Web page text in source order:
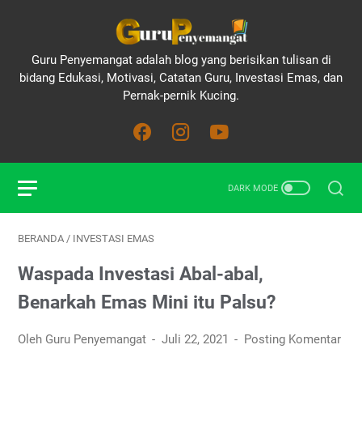
Guru Penyemangat adalah blog yang berisikan tulisan di
bidang Edukasi, Motivasi, Catatan Guru, Investasi Emas, dan
Pernak-pernik Kucing.
BERANDA / INVESTASI EMAS
Waspada Investasi Abal-abal,
Benarkah Emas Mini itu Palsu?
Oleh Guru Penyemangat Juli 22, 2021 Posting Komentar